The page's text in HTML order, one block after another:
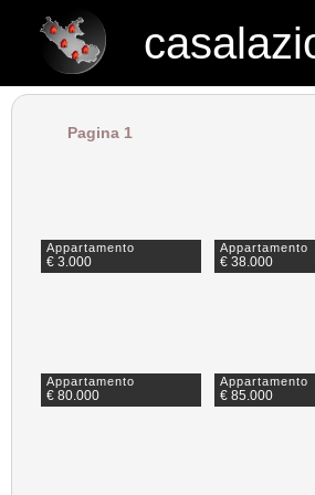
Pagina 1
Appartamento
€ 3.000
Appartamento
€ 38.000
Appartamento
€ 80.000
Appartamento
€ 85.000
casalazio.net